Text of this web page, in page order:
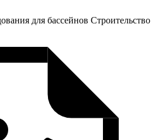
для бассейнов Строительство